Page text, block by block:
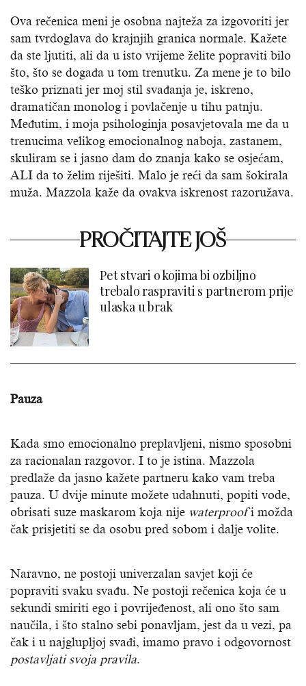
Ova rečenica meni je osobna najteža za izgovoriti jer
sam tvrdoglava do krajnjih granica normale. Kažete
da ste ljutiti, ali da u isto vrijeme želite popraviti bilo
što, što se događa u tom trenutku. Za mene je to bilo
teško priznati jer moj stil svađanja je, iskreno,
dramatičan monolog i povlačenje u tihu patnju.
Međutim, i moja psihologinja posavjetovala me da u
trenucima velikog emocionalnog naboja, zastanem,
skuliram se i jasno dam do znanja kako se osjećam,
ALI da to želim riješiti. Malo je reći da sam šokirala
muža. Mazzola kaže da ovakva iskrenost razoružava.
PROČITAJTE JOŠ
Pet stvari o kojima bi ozbiljno
trebalo raspraviti s partnerom prije
ulaska u brak
Pauza
Kada smo emocionalno preplavljeni, nismo sposobni
za racionalan razgovor. I to je istina. Mazzola
predlaže da jasno kažete partneru kako vam treba
pauza. U dvije minute možete udahnuti, popiti vode,
obrisati suze maskarom koja nije waterproofi možda
čak prisjetiti se da osobu pred sobom i dalje volite.
Naravno, ne postoji univerzalan savjet koji će
popraviti svaku svađu. Ne postoji rečenica koja će u
sekundi smiriti ego i povrijeđenost, ali ono što sam
naučila, i što stalno sebi ponavljam, jest da u vezi, pa
čak i u najglupljoj svađi, imamo pravo i odgovornost
postavljati svoja pravila.